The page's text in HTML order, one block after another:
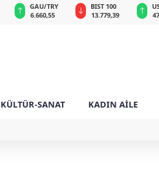
BIST 100
13.779,39
USD
47,6787
KÜLTÜR-SANAT KADIN AİLE